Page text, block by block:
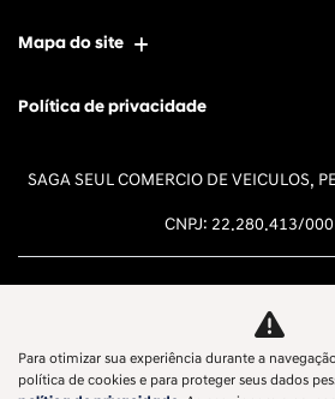
Mapa do site
Política de privacidade
SAGA SEUL COMERCIO DE VEICULOS,
CNPJ: 22.280.413/
Desacelere. Seu bem maior é a
Para otimizar sua experiência durante a
política de cookies e para proteger seus dados